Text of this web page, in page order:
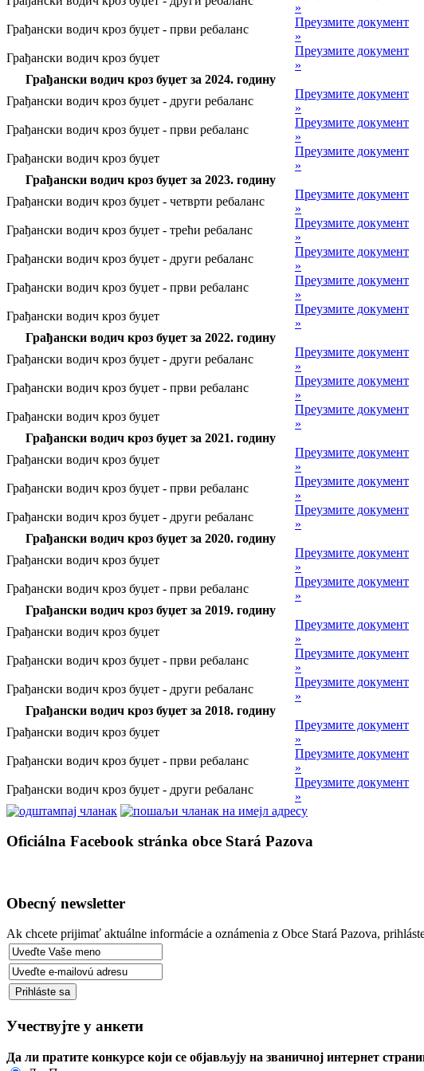
»
Грађански водич кроз буџет - први ребаланс
Преузмите документ
»
Грађански водич кроз буџет
Преузмите документ
»
Грађански водич кроз буџет за 2024. годину
Грађански водич кроз буџет - други ребаланс
Преузмите документ
»
Грађански водич кроз буџет - први ребаланс
Преузмите документ
»
Грађански водич кроз буџет
Преузмите документ
»
Грађански водич кроз буџет за 2023. годину
Грађански водич кроз буџет - четврти ребаланс
Преузмите документ
»
Грађански водич кроз буџет - трећи ребаланс
Преузмите документ
»
Грађански водич кроз буџет - други ребаланс
Преузмите документ
»
Грађански водич кроз буџет - први ребаланс
Преузмите документ
»
Грађански водич кроз буџет
Преузмите документ
»
Грађански водич кроз буџет за 2022. годину
Грађански водич кроз буџет - други ребаланс
Преузмите документ
»
Грађански водич кроз буџет - први ребаланс
Преузмите документ
»
Грађански водич кроз буџет
Преузмите документ
»
Грађански водич кроз буџет за 2021. годину
Грађански водич кроз буџет
Преузмите документ
»
Грађански водич кроз буџет - први ребаланс
Преузмите документ
»
Грађански водич кроз буџет - други ребаланс
Преузмите документ
»
Грађански водич кроз буџет за 2020. годину
Грађански водич кроз буџет
Преузмите документ
»
Грађански водич кроз буџет - први ребаланс
Преузмите документ
»
Грађански водич кроз буџет за 2019. годину
Грађански водич кроз буџет
Преузмите документ
»
Грађански водич кроз буџет - први ребаланс
Преузмите документ
»
Грађански водич кроз буџет - други ребаланс
Преузмите документ
»
Грађански водич кроз буџет за 2018. годину
Грађански водич кроз буџет
Преузмите документ
»
Грађански водич кроз буџет - први ребаланс
Преузмите документ
»
Грађански водич кроз буџет - други ребаланс
Преузмите документ
»
Oficiálna Facebook stránka obce Stará Pazova
Obecný newsletter
Ak chcete prijimať aktuálne informácie a oznámenia z Obce Stará Pazova,
Учествујте у анкети
Да ли пратите конкурсе који се објављују на званичној интернет